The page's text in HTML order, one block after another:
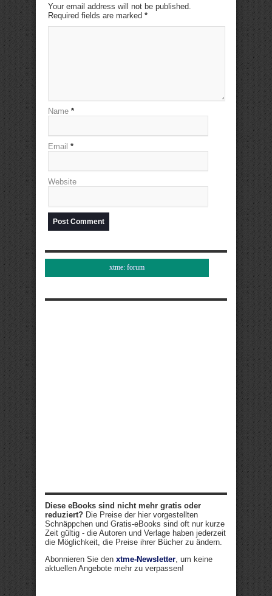
Your email address will not be published.
Required fields are marked *
Name *
Email *
Website
xtme: forum
Diese eBooks sind nicht mehr gratis oder
reduziert? Die Preise der hier vorgestellten
Schnäppchen und Gratis-eBooks sind oft nur kurze
Zeit gültig - die Autoren und Verlage haben jederzeit
die Möglichkeit, die Preise ihrer Bücher zu ändern.
Abonnieren Sie den xtme-Newsletter, um keine
aktuellen Angebote mehr zu verpassen!